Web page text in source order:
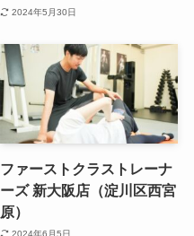
2024年5月30日
ファーストクラストレーナ
ーズ 新大阪店（淀川区西宮
原）
2024年6月5日